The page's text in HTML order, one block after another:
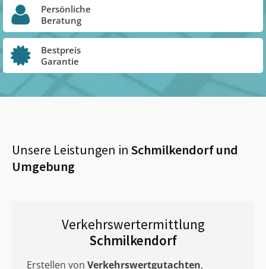
Persönliche
Beratung
Bestpreis
Garantie
Unsere Leistungen in Schmilkendorfund
Umgebung
Verkehrswertermittlung
Schmilkendorf
Erstellen von Verkehrswertgutachten,